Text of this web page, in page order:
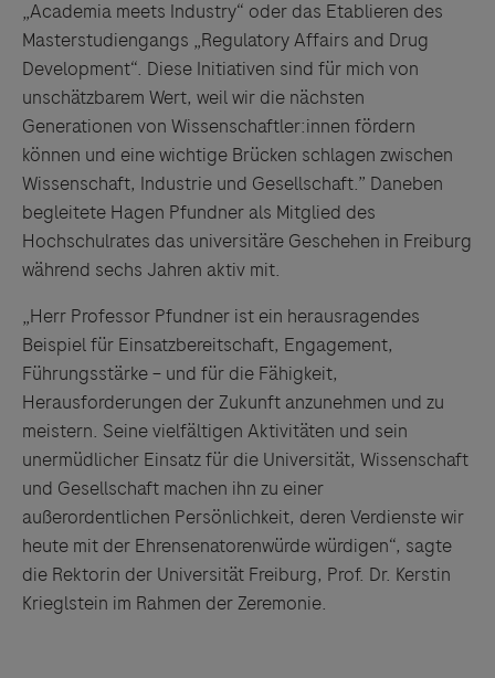
„Academia meets Industry“ oder das Etablieren des
Masterstudiengangs „Regulatory Affairs and Drug
Development“. Diese Initiativen sind für mich von
unschätzbarem Wert, weil wir die nächsten
Generationen von Wissenschaftler:innen fördern
können und eine wichtige Brücken schlagen zwischen
Wissenschaft, Industrie und Gesellschaft.” Daneben
begleitete Hagen Pfundner als Mitglied des
Hochschulrates das universitäre Geschehen in Freiburg
während sechs Jahren aktiv mit.
„Herr Professor Pfundner ist ein herausragendes
Beispiel für Einsatzbereitschaft, Engagement,
Führungsstärke – und für die Fähigkeit,
Herausforderungen der Zukunft anzunehmen und zu
meistern. Seine vielfältigen Aktivitäten und sein
unermüdlicher Einsatz für die Universität, Wissenschaft
und Gesellschaft machen ihn zu einer
außerordentlichen Persönlichkeit, deren Verdienste wir
heute mit der Ehrensenatorenwürde würdigen“, sagte
die Rektorin der Universität Freiburg, Prof. Dr. Kerstin
Krieglstein im Rahmen der Zeremonie.